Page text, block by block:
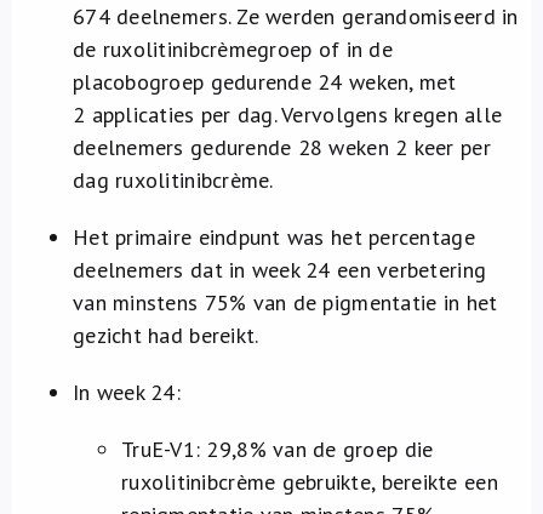
674 deelnemers. Ze werden gerandomiseerd in
de ruxolitinibcrèmegroep of in de
placobogroep gedurende 24 weken, met
2 applicaties per dag. Vervolgens kregen alle
deelnemers gedurende 28 weken 2 keer per
dag ruxolitinibcrème.
Het primaire eindpunt was het percentage
deelnemers dat in week 24 een verbetering
van minstens 75% van de pigmentatie in het
gezicht had bereikt.
In week 24:
TruE-V1: 29,8% van de groep die
ruxolitinibcrème gebruikte, bereikte een